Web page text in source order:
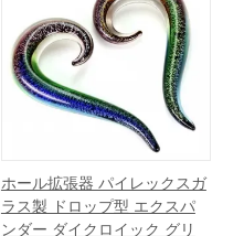
ホール拡張器 パイレックスガ
ラス製 ドロップ型 エクスパ
ンダー ダイクロイック グリ